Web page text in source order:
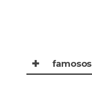
✚ famosos